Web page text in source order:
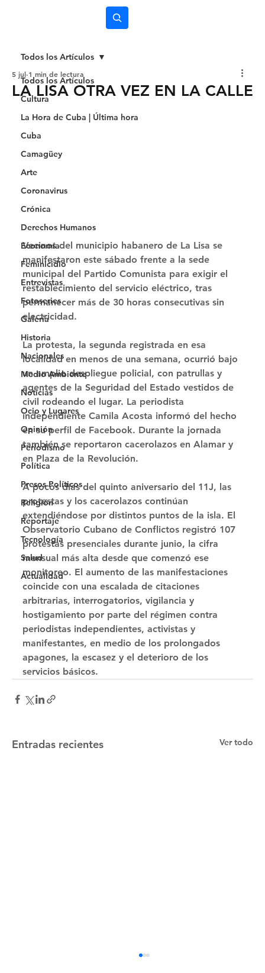
Todos los Artículos
Cultura
La Hora de Cuba | Última hora
Cuba
Camagüey
Arte
Coronavirus
Crónica
Derechos Humanos
Economía
Feminicidio
Entrevistas
Fotoseries
Galería
Historia
Nacionales
Medio Ambiente
Noticias
Ocio y Lugares
Opinión
Periodismo
Política
Presos Políticos
Religión
Reportaje
Tecnología
Salud
Actualidad
Todos los Artículos
LA LISA OTRA VEZ EN LA CALLE
5 jul 1 min de lectura
Vecinos del municipio habanero de La Lisa se
manifestaron este sábado frente a la sede
municipal del Partido Comunista para exigir el
restablecimiento del servicio eléctrico, tras
permanecer más de 30 horas consecutivas sin
electricidad.
La protesta, la segunda registrada en esa
localidad en menos de una semana, ocurrió bajo
un amplio despliegue policial, con patrullas y
agentes de la Seguridad del Estado vestidos de
civil rodeando el lugar. La periodista
independiente Camila Acosta informó del hecho
en su perfil de Facebook. Durante la jornada
también se reportaron cacerolazos en Alamar y
en Plaza de la Revolución.
A pocos días del quinto aniversario del 11J, las
protestas y los cacerolazos continúan
extendiéndose por distintos puntos de la isla. El
Observatorio Cubano de Conflictos registró 107
protestas presenciales durante junio, la cifra
mensual más alta desde que comenzó ese
monitoreo. El aumento de las manifestaciones
coincide con una escalada de citaciones
arbitrarias, interrogatorios, vigilancia y
hostigamiento por parte del régimen contra
periodistas independientes, activistas y
manifestantes, en medio de los prolongados
apagones, la escasez y el deterioro de los
servicios básicos.
Entradas recientes Ver todo